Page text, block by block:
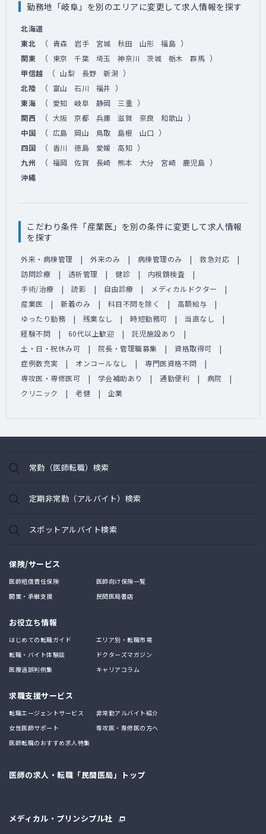
勤務地「岐阜」を別のエリアに変更して求人情報を探す
北海道
東北
（ 青森 岩手 宮城 秋田 山形 福島 ）
関東 （ 東京 千葉 埼玉 神奈川 茨城 栃木 群馬 ）
甲信越 （ 山梨 長野 新潟 ）
北陸 （ 富山 石川 福井 ）
東海 （ 愛知 岐阜 静岡 三重 ）
関西 （ 大阪 京都 兵庫 滋賀 奈良 和歌山 ）
中国 （ 広島 岡山 鳥取 島根 山口 ）
四国 （ 香川 徳島 愛媛 高知 ）
九州 （ 福岡 佐賀 長崎 熊本 大分 宮崎 鹿児島 ）
沖縄
こだわり条件「産業医」を別の条件に変更して求人情報
を探す
外来・病棟管理 外来のみ 病棟管理のみ
救急対応
訪問診療
透析管理 健診
内視鏡検査
手術/治療
読影 自由診療
メディカルドクター
産業医
新着のみ 科目不問を除く
高額給与
ゆったり勤務
残業なし 時短勤務可
当直なし
経験不問
60代以上歓迎
託児施設あり
土・日・祝休み可
院長・管理職募集
資格取得可
症例数充実
オンコールなし
専門医資格不問
専攻医・専修医可
学会補助あり 通勤便利
病院
クリニック
老健 企業
常勤（医師転職）検索
定期非常勤（アルバイト）検索
スポットアルバイト検索
保険/サービス
医師賠償責任保険
医師向け保険一覧
開業・承継支援
民間医局書店
お役立ち情報
はじめての転職ガイド
エリア別・転職市場
転職・バイト体験談
ドクターズマガジン
医療過誤判例集
キャリアコラム
求職支援サービス
転職エージェントサービス
非常勤アルバイト紹介
女性医師サポート
専攻医・専修医の方へ
医師転職のおすすめ求人特集
医師の求人・転職「民間医局」トップ
メディカル・プリンシプル社